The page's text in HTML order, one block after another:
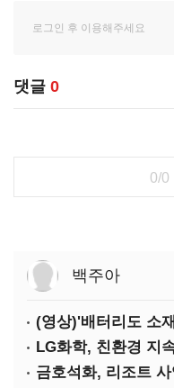
댓글 0
0/0
백주아